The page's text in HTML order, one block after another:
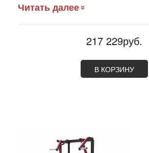
Читать далее
217 229руб.
В КОРЗИНУ